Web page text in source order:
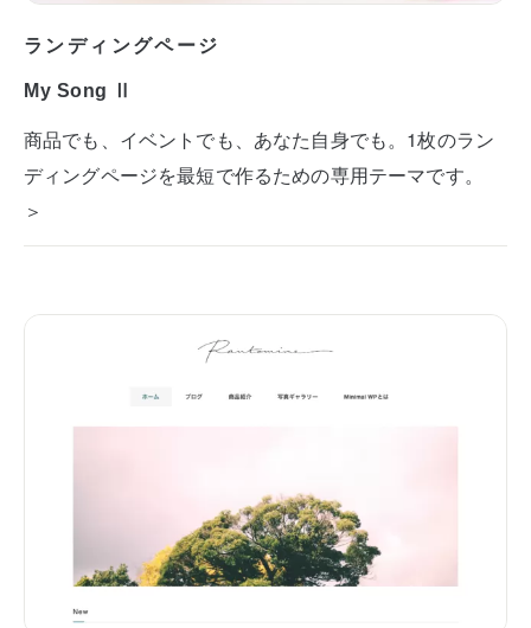
ランディングページ
My Song Ⅱ
商品でも、イベントでも、あなた自身でも。1枚のラン
ディングページを最短で作るための専用テーマです。
＞